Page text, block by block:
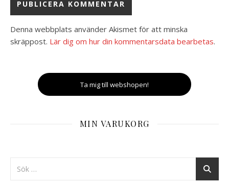
Denna webbplats använder Akismet för att minska
skräppost. Lär dig om hur din kommentarsdata bearbetas.
Ta mig till webshopen!
MIN VARUKORG